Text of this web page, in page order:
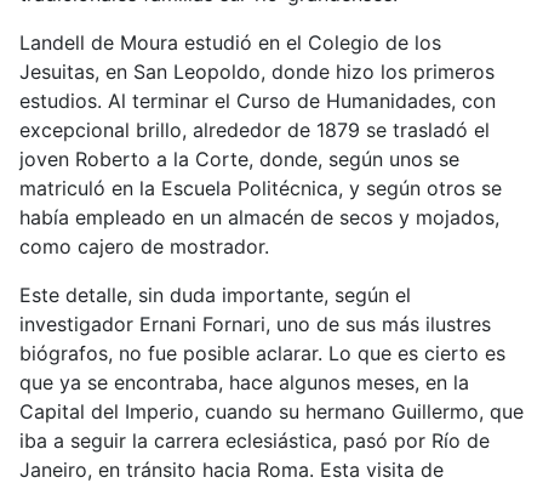
Landell de Moura estudió en el Colegio de los
Jesuitas, en San Leopoldo, donde hizo los primeros
estudios. Al terminar el Curso de Humanidades, con
excepcional brillo, alrededor de 1879 se trasladó el
joven Roberto a la Corte, donde, según unos se
matriculó en la Escuela Politécnica, y según otros se
había empleado en un almacén de secos y mojados,
como cajero de mostrador.
Este detalle, sin duda importante, según el
investigador Ernani Fornari, uno de sus más ilustres
biógrafos, no fue posible aclarar. Lo que es cierto es
que ya se encontraba, hace algunos meses, en la
Capital del Imperio, cuando su hermano Guillermo, que
iba a seguir la carrera eclesiástica, pasó por Río de
Janeiro, en tránsito hacia Roma. Esta visita de